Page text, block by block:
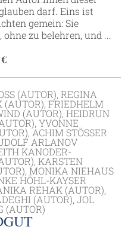
darf. Eins ist
gemein: Sie
zu belehren, und ...
(AUTOR), REGINA
(AUTOR), FRIEDHELM
(AUTOR), HEIDRUN
YVONNE
ACHIM STÖSSER (
ARLANOV (
KANODER-B
KARSTEN L
MONIKA NIEHAUS (
HÖHL-KAYSER (
REHAK (AUTOR), A
(AUTOR), JOL R
(AUTOR)